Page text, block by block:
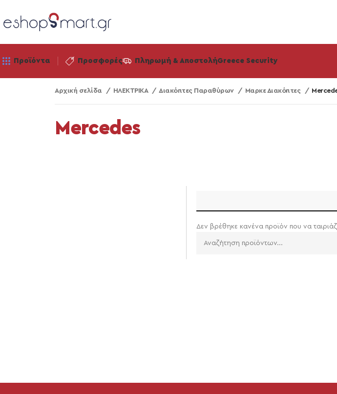
Προϊόντα Προσφορές Πληρωμή & ΑποστολήGreece Security
Αρχική σελίδα ΗΛΕΚΤΡΙΚΑ Διακόπτες Παραθύρων Μαρκε Διακόπτες
Mercedes
Δεν βρέθηκε κανένα προϊόν που να